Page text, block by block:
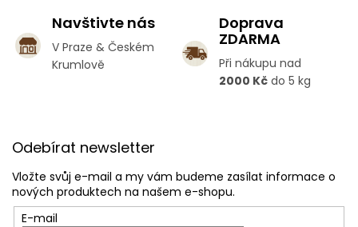
Navštivte nás
V Praze & Českém
Krumlově
Doprava
ZDARMA
Při nákupu nad
2000 Kč do 5 kg
Odebírat newsletter
Vložte svůj e-mail a my vám budeme zasílat informace o
nových produktech na našem e-shopu.
E-mail